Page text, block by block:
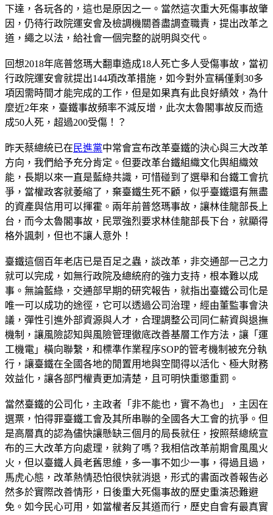
下達，各玩各的，這也是原因之一。當然這次重大死傷事故肇
因，仍待行政院運安會及檢調機關善盡調查職責，提出改革之
道，繩之以法，給社會一個完整的説明與交代。
回想2018年底普悠瑪大翻車造成18人死亡多人受傷事故，當初
行政院運安會就提出144項改革措施，如今對外宣稱僅剩30多
項因需時間才能完成的工作，但是如果真有此良好績效，為什
麼近2年來，臺鐵事故頻率不減反增，此次太魯閣事故反而造
成50人死，超過200受傷！？
昨天蔡總統已在 民進黨中常會宣布改革臺鐵的決心與三大改革
方向，我們給予充分肯定。但要改革台鐵組織文化舆組織效
能，長期以來一直是藍綠共識，可惜碰到了選舉和台鐵工會抗
爭，當權政客就萎縮了，棄臺鐵生死不顧，似乎臺鐵還有無盡
的資產與信用可以揮霍。兩年前普悠瑪事故，讓林佳龍部長上
台，而今太魯閣事故，民眾強烈要求林佳龍部長下台，就顯得
格外諷刺，但也不讓人意外！
臺鐵這個百年老店已是百足之蟲，談改革，非交通部一己之力
就可以完成，如無行政院及總統府的強力支持，根本難以成
事。無論藍綠，交通部早期的研究報告，就指出臺鐵公司化是
唯一可以成功的途徑，它可以透過公司治理，經由董監事會決
議，彈性引進外部資源與人才，合理調整公司同仁薪資與退撫
機制，讓風險認知與風險管理徹底改善基層工作方法，讓「運
工機電」橫向聯繫，和標準作業程序SOP的管考機制被充分執
行，讓臺鐵在全國各地的閒置用地與空間得以活化、極大財務
效益化，讓各部門權責更加清楚，且可明快重懲重罰。
當然臺鐵的公司化，主政者「非不能也，實不為也」，主因在
選票，怕得罪臺鐵工會及其所串聯的全國各大工會的抗爭。但
是高層真的認為儘快讓懸缺三個月的局長就任，按照蔡總統宣
布的三大改革方向處理，就夠了嗎？我相信改革前期會風風火
火，但以臺鐵人員老舊思維，多一事不如少一事，得過且過，
馬虎心態，改革熱情恐怕很快就消退，形式的書面改善報告必
然多於實際改善情形，日後重大死傷事故的歷史重演恐難避
免。如今民心可用，如當權者反其道而行，歷史自會有最真實